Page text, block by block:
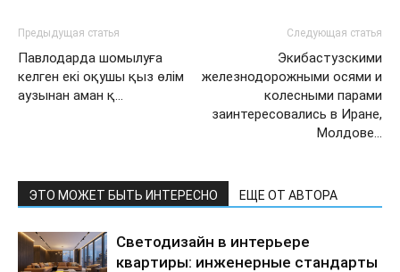
Предыдущая статья
Павлодарда шомылуға
келген екі оқушы қыз өлім
аузынан аман қ…
Следующая статья
Экибастузскими
железнодорожными осями и
колесными парами
заинтересовались в Иране,
Молдове…
ЭТО МОЖЕТ БЫТЬ ИНТЕРЕСНО ЕЩЕ ОТ АВТОРА
Светодизайн в интерьере
квартиры: инженерные стандарты